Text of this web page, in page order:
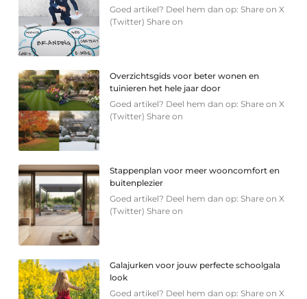
Goed artikel? Deel hem dan op: Share on X
(Twitter) Share on
Overzichtsgids voor beter wonen en
tuinieren het hele jaar door
Goed artikel? Deel hem dan op: Share on X
(Twitter) Share on
Stappenplan voor meer wooncomfort en
buitenplezier
Goed artikel? Deel hem dan op: Share on X
(Twitter) Share on
Galajurken voor jouw perfecte schoolgala
look
Goed artikel? Deel hem dan op: Share on X